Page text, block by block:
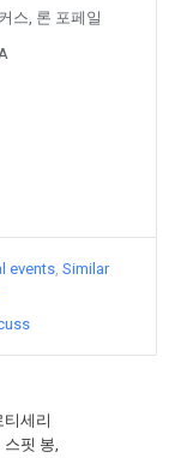
세리
핏 봉,
스, 론 포페일
events Similar